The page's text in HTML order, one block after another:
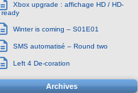
Xbox upgrade : affichage HD / HD-
ready
Winter is coming – S01E01
SMS automatisé – Round two
Left 4 De-coration
Archives